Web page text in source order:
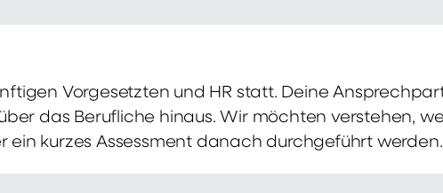
Vorgesetzten und HR statt. Deine
das Berufliche hinaus. Wir möchten verstehen,
ein kurzes Assessment danach durchgeführt werden.